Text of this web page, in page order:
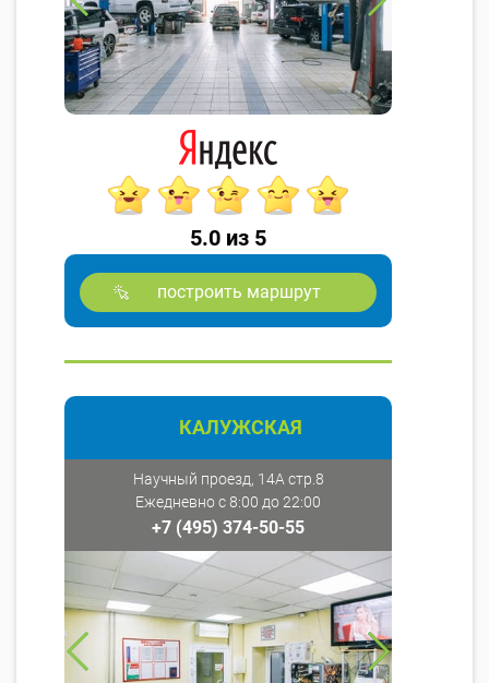
5.0 из 5
построить маршрут
КАЛУЖСКАЯ
Научный проезд, 14А стр.8
Ежедневно с 8:00 до 22:00
+7 (495) 374-50-55